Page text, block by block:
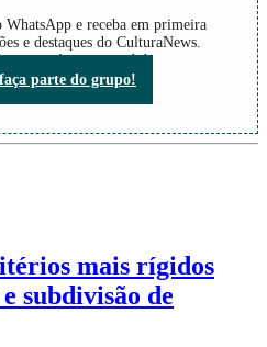
WhatsApp e receba em primeira
e destaques do CulturaNews.
que está acontecendo!
parte do grupo!
mais rígidos
subdivisão de